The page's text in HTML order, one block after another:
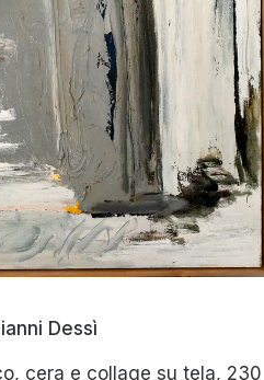
Dessì
cera e collage su tela,